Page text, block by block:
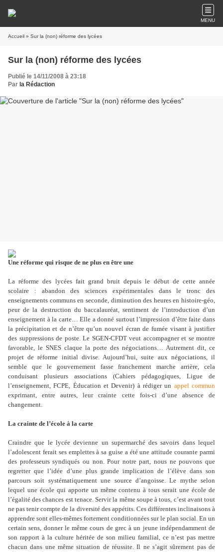
MENU
Accueil » Sur la (non) réforme des lycées
Sur la (non) réforme des lycées
Publié le 14/11/2008 à 23:18
Par la Rédaction
Une réforme qui risque de ne plus en être une
La réforme des lycées fait grand bruit depuis le début de cette année
scolaire : abandon des sciences expérimentales dans le tronc des
enseignements communs en seconde, diminution des heures en histoire-géo,
peur de la destruction du baccalauréat, sentiment de l’introduction d’un
enseignement à la carte… Elle a donné surtout l’impression d’être faite dans
la précipitation et de n’être qu’un nouvel écran de fumée visant à justifier
des suppressions de poste. Le SGEN-CFDT veut accompagner et se montre
favorable, le SNES claque la porte des négociations… Autrement dit, ce
projet de réforme initial divise. Aujourd’hui, suite aux négociations, il
semble que le gouvernement fasse franchement marche arrière, cela
conduisant plusieurs associations (Cahiers pédagogiques, Ligue de
l’enseignement, FCPE, Éducation et Devenir) à rédiger un appel commun
exprimant, entre autres, leur crainte cette fois-ci d’une absence de
changement.
La crainte de l’école à la carte
Craindre que le lycée devienne un supermarché des savoirs dans lequel
l’adolescent ferait ses emplettes à sa guise a été une attitude courante parmi
des professeurs syndiqués ou non. Pour notre part, nous ne pouvons que
regretter que l’idée d’une plus grande implication de l’élève dans son
parcours soit systématiquement une source d’angoisse. Le mythe selon
lequel une école qui apporte un même contenu à tous serait une école de
l’égalité des chances est tenace. Servir la même soupe à tous, c’est avant tout
ne pas tenir compte de la diversité des appétits. Ces différentes inclinaisons à
apprendre sont elles-mêmes fortement conditionnées sur le plan social. En un
certain sens, donner le même cours de grec à un jeune indépendamment de
son rapport à la culture héritée de son milieu familial, ce n’est pas mettre
chacun dans une même situation de réussite. Il ne s’agit sûrement pas de